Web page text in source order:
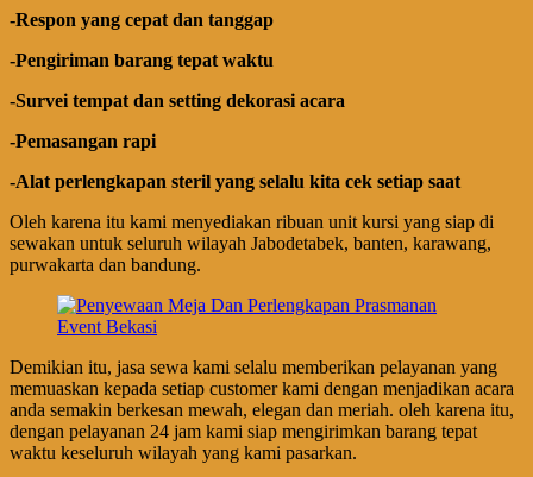
-Respon yang cepat dan tanggap
-Pengiriman barang tepat waktu
-Survei tempat dan setting dekorasi acara
-Pemasangan rapi
-Alat perlengkapan steril yang selalu kita cek setiap saat
Oleh karena itu kami menyediakan ribuan unit kursi yang siap di
sewakan untuk seluruh wilayah Jabodetabek, banten, karawang,
purwakarta dan bandung.
Demikian itu, jasa sewa kami selalu memberikan pelayanan yang
memuaskan kepada setiap customer kami dengan menjadikan acara
anda semakin berkesan mewah, elegan dan meriah. oleh karena itu,
dengan pelayanan 24 jam kami siap mengirimkan barang tepat
waktu keseluruh wilayah yang kami pasarkan.